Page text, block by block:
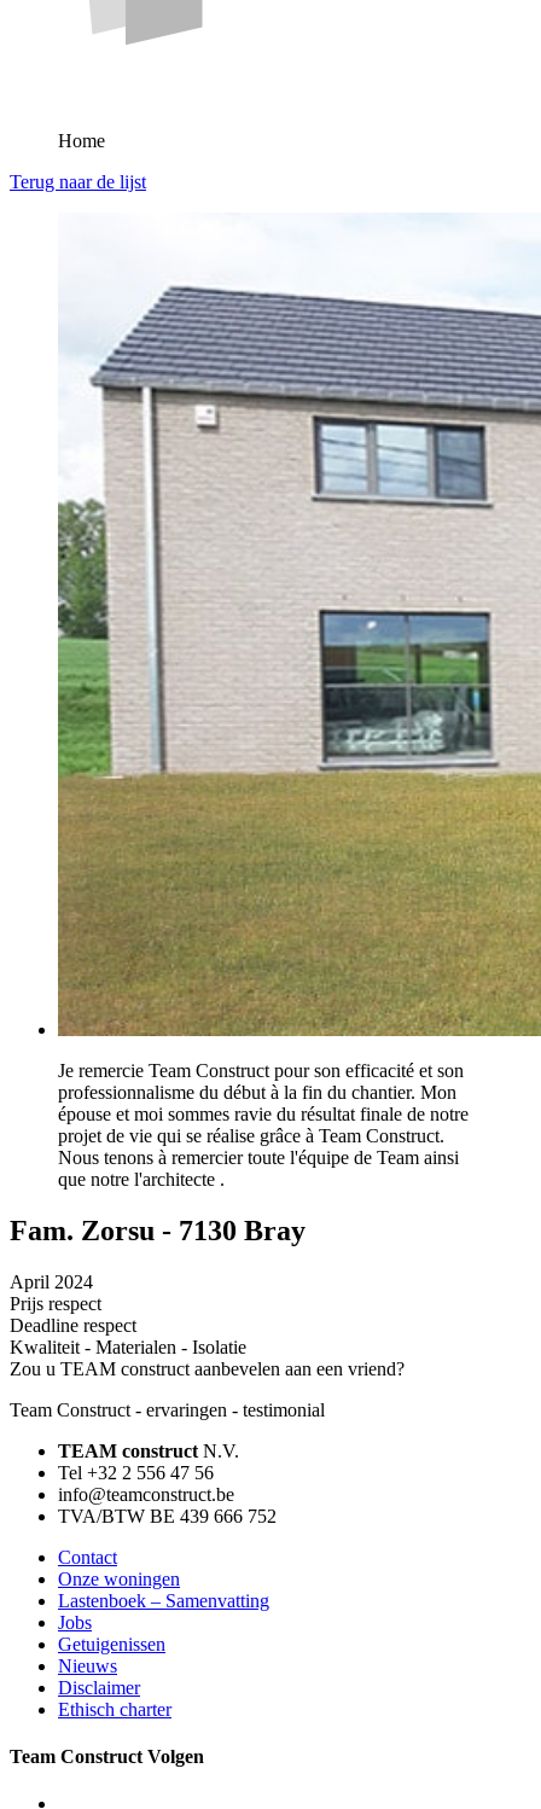
Home
Terug naar de lijst
Je remercie Team Construct pour son efficacité et son
professionnalisme du début à la fin du chantier. Mon
épouse et moi sommes ravie du résultat finale de notre
projet de vie qui se réalise grâce à Team Construct.
Nous tenons à remercier toute l'équipe de Team ainsi
que notre l'architecte .
Fam. Zorsu - 7130 Bray
April 2024
Prijs respect
Deadline respect
Kwaliteit - Materialen - Isolatie
Zou u TEAM construct aanbevelen aan een vriend?
Team Construct - ervaringen - testimonial
TEAM construct N.V.
Tel +32 2 556 47 56
info@teamconstruct.be
TVA/BTW BE 439 666 752
Contact
Onze woningen
Lastenboek – Samenvatting
Jobs
Getuigenissen
Nieuws
Disclaimer
Ethisch charter
Team Construct Volgen